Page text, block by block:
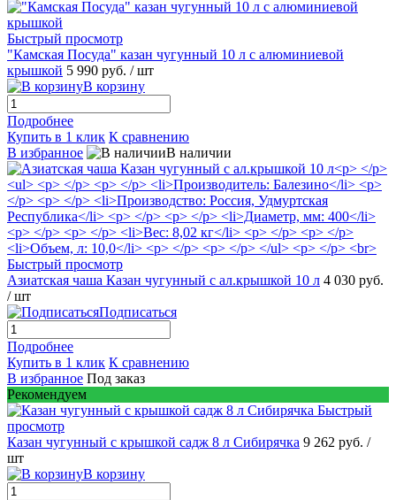
Быстрый просмотр
"Камская Посуда" казан чугунный 10 л с алюминиевой
крышкой 5 990 руб. / шт
В корзину
Подробнее
Купить в 1 клик К сравнению
В избранное
В наличии
Быстрый просмотр
Азиатская чаша Казан чугунный c ал.крышкой 10 л 4 030 руб.
/ шт
Подписаться
Подробнее
Купить в 1 клик К сравнению
В избранное Под заказ
Рекомендуем
Быстрый
просмотр
Казан чугунный с крышкой садж 8 л Сибирячка 9 262 руб. /
шт
В корзину